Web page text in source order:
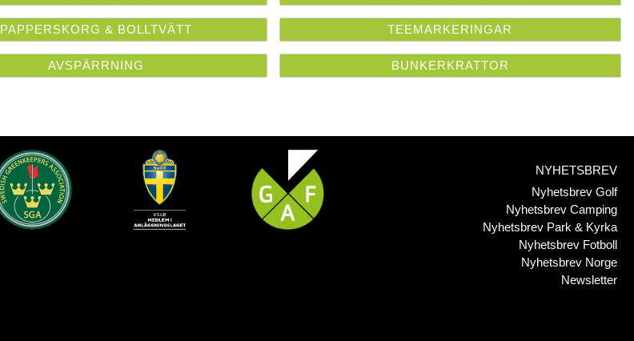
PAPPERSKORG & BOLLTVÄTT TEEMARKERINGAR
AVSPÄRRNING BUNKERKRATTOR
NYHETSBREV
Nyhetsbrev Golf
Nyhetsbrev Camping
Nyhetsbrev Park & Kyrka
Nyhetsbrev Fotboll
Nyhetsbrev Norge
Newsletter